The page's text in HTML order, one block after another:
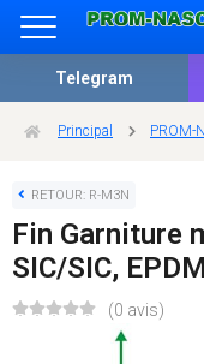
Telegram
Principal PROM-
RETOUR: R-M3N
Fin Garniture
SIC/SIC,
(0 avis)